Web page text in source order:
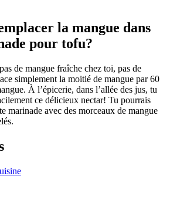
la mangue dans
pour tofu?
de mangue fraîche chez toi, pas de
simplement la moitié de mangue par 60
À l’épicerie, dans l’allée des jus, tu
ce délicieux nectar! Tu pourrais
marinade avec des morceaux de mangue